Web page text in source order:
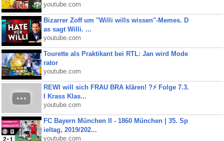
youtube.com
Bizarrer Zoff um "Willi wills wissen"-Memes. D
as sagt Willi. ...
youtube.com
Tourette als Praktikant bei RTL: Jan wird Mode
rator
youtube.com
REWI will sich FRAU BRA klären! ?⚡️ Folge 7.3.
I Krass Klas...
youtube.com
FC Bayern München II - 1860 München | 35. Sp
ieltag, 2019/202...
youtube.com